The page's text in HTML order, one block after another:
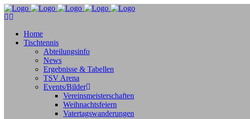
Home
Tischtennis
Abteilungsinfo
News
Ergebnisse & Tabellen
TSV Arena
Events/Bilder
Vereinsmeisterschaften
Weihnachtsfeiern
Vatertagswanderungen